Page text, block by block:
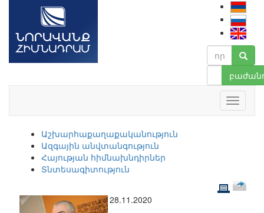
Աշխարհաքաղաքականություն
Ազգային անվտանգություն
Հայության հիմնախնդիրներ
Տնտեսագիտություն
28.11.2020